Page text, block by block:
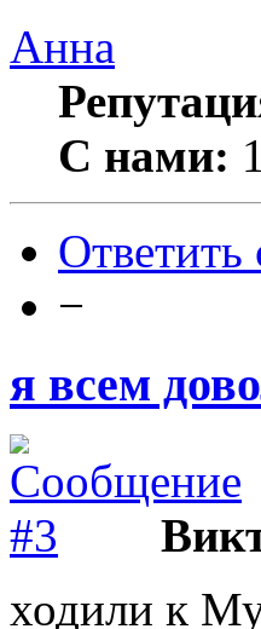
Анна
С нами:
Ответить
−
я всем
ходили к